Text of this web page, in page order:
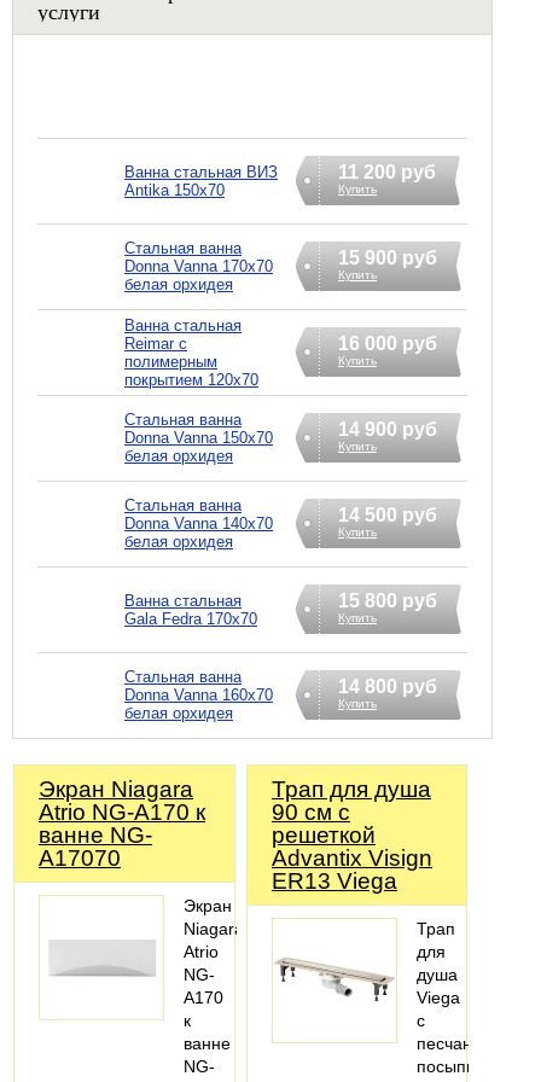
услуги
Ванна стальная ВИЗ
Antika 150x70
11 200 руб
Купить
Стальная ванна
Donna Vanna 170х70
белая орхидея
15 900 руб
Купить
Ванна стальная
Reimar с
полимерным
покрытием 120x70
16 000 руб
Купить
Стальная ванна
Donna Vanna 150x70
белая орхидея
14 900 руб
Купить
Стальная ванна
Donna Vanna 140x70
белая орхидея
14 500 руб
Купить
Ванна стальная
Gala Fedra 170x70
15 800 руб
Купить
Стальная ванна
Donna Vanna 160x70
белая орхидея
14 800 руб
Купить
Экран Niagara
Atrio NG-A170 к
ванне NG-
A17070
Экран
Niagara
Atrio
NG-
A170
к
ванне
NG-
Трап для душа
90 см с
решеткой
Advantix Visign
ER13 Viega
Трап
для
душа
Viega
с
песчаной
посыпкой,